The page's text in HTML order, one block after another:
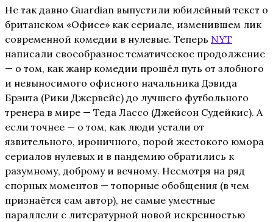
Не так давно Guardian выпустили юбилейный текст о
британском «Офисе» как сериале, изменившем лик
современной комедии в нулевые. Теперь NYT
написали своеобразное тематическое продолжение
— о том, как жанр комедии прошёл путь от злобного
и невыносимого офисного начальника Дэвида
Брэнта (Рики Джервейс) до лучшего футбольного
тренера в мире — Теда Лассо (Джейсон Судейкис). А
если точнее — о том, как люди устали от
язвительного, ироничного, порой жестокого юмора
сериалов нулевых и в пандемию обратились к
разумному, доброму и вечному. Несмотря на ряд
спорных моментов — топорные обобщения (в чем
признаётся сам автор), не самые уместные
параллели с литературной новой искренностью